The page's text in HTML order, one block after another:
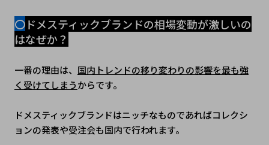
〇ドメスティックブランドの相場変動が激しいの
はなぜか？
一番の理由は、 国内トレンドの移り変わりの影響を最も強
く受けてしまうからです。
ドメスティックブランドはニッチなものであればコレクシ
ョンの発表や受注会も国内で行われます。